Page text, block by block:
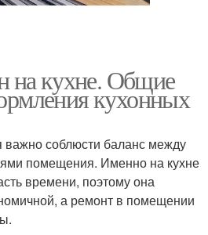
на кухне. Общие
кухонных
важно соблюсти баланс между
помещения. Именно на кухне
времени, поэтому она
а ремонт в помещении